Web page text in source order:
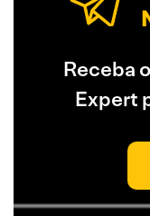
Receba
Expert